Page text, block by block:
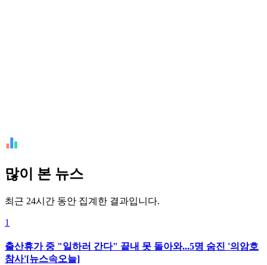
많이 본 뉴스
최근 24시간 동안 집계한 결과입니다.
1
출산휴가 중 "일하러 간다" 끝내 못 돌아와...5명 숨진 '의암호
참사'[뉴스속오늘]